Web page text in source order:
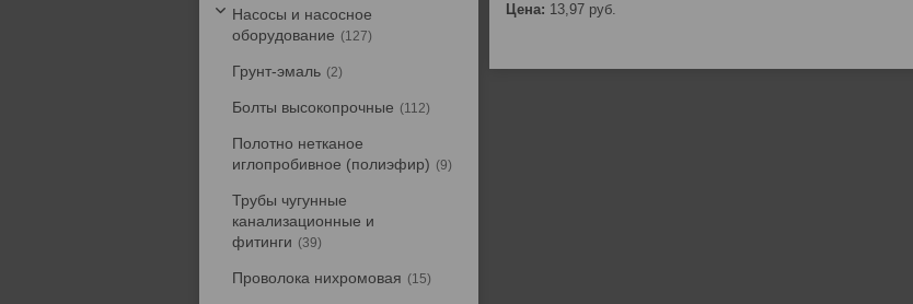
Цена: 13,97 руб.
Насосы и насосное
оборудование
127
Грунт-эмаль 2
Болты высокопрочные 112
Полотно нетканое
иглопробивное (полиэфир)
9
Трубы чугунные
канализационные и
фитинги
39
Проволока нихромовая 15